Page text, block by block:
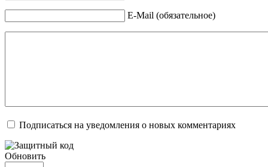
E-Mail (обязательное)
Подписаться на уведомления о новых комментариях
Обновить